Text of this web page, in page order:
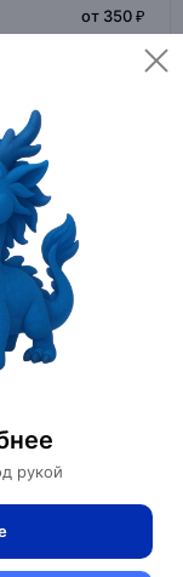
рукой
от 350 ₽